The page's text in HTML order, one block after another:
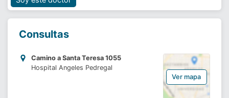
¿Eres un doctor?
Consultas
Camino a Santa Teresa 1055
Hospital Angeles Pedregal
Ver mapa